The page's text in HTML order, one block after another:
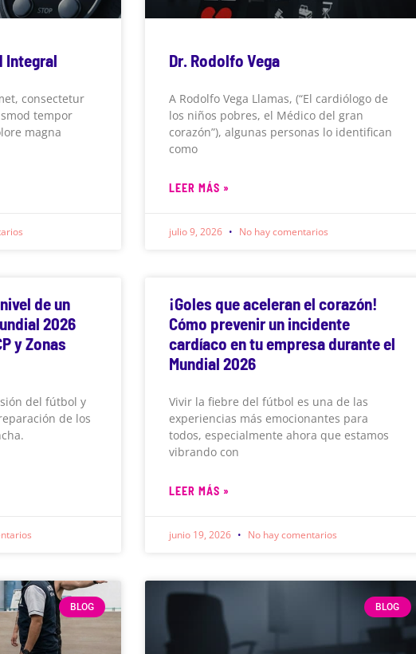
Integral
consectetur
tempor
magna
Dr. Rodolfo Vega
A Rodolfo Vega Llamas, (“El cardiólogo de
los niños pobres, el Médico del gran
corazón”), algunas personas lo identifican
como
LEER MÁS »
julio 9, 2026 No hay comentarios
de un
2026
y Zonas
del fútbol y
de los
¡Goles que aceleran el corazón!
Cómo prevenir un incidente
cardíaco en tu empresa durante el
Mundial 2026
Vivir la fiebre del fútbol es una de las
experiencias más emocionantes para
todos, especialmente ahora que estamos
vibrando con
LEER MÁS »
junio 19, 2026 No hay comentarios
BLOG BLOG